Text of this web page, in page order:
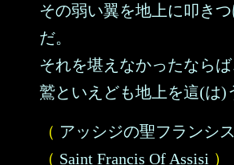
その弱い翼を地上に叩き
だ。
それを堪えなかったならば
鷲といえども地上を這(は)
（ アッシジの聖フランシ
（ Saint Francis Of Assisi ）